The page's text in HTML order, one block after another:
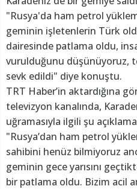
"Rusya'da ham petrol
geminin işletenlerin Türk
dairesinde patlama oldu,
vurulduğunu düşünüyoruz,
sevk edildi" diye konuştu.
TRT Haber’in aktardığına
televizyon kanalında,
uğramasıyla ilgili şu
"Rusya’dan ham petrol
sahibini henüz bilmiyoruz
geminin gece yarısını
bir patlama oldu. Bizim acil